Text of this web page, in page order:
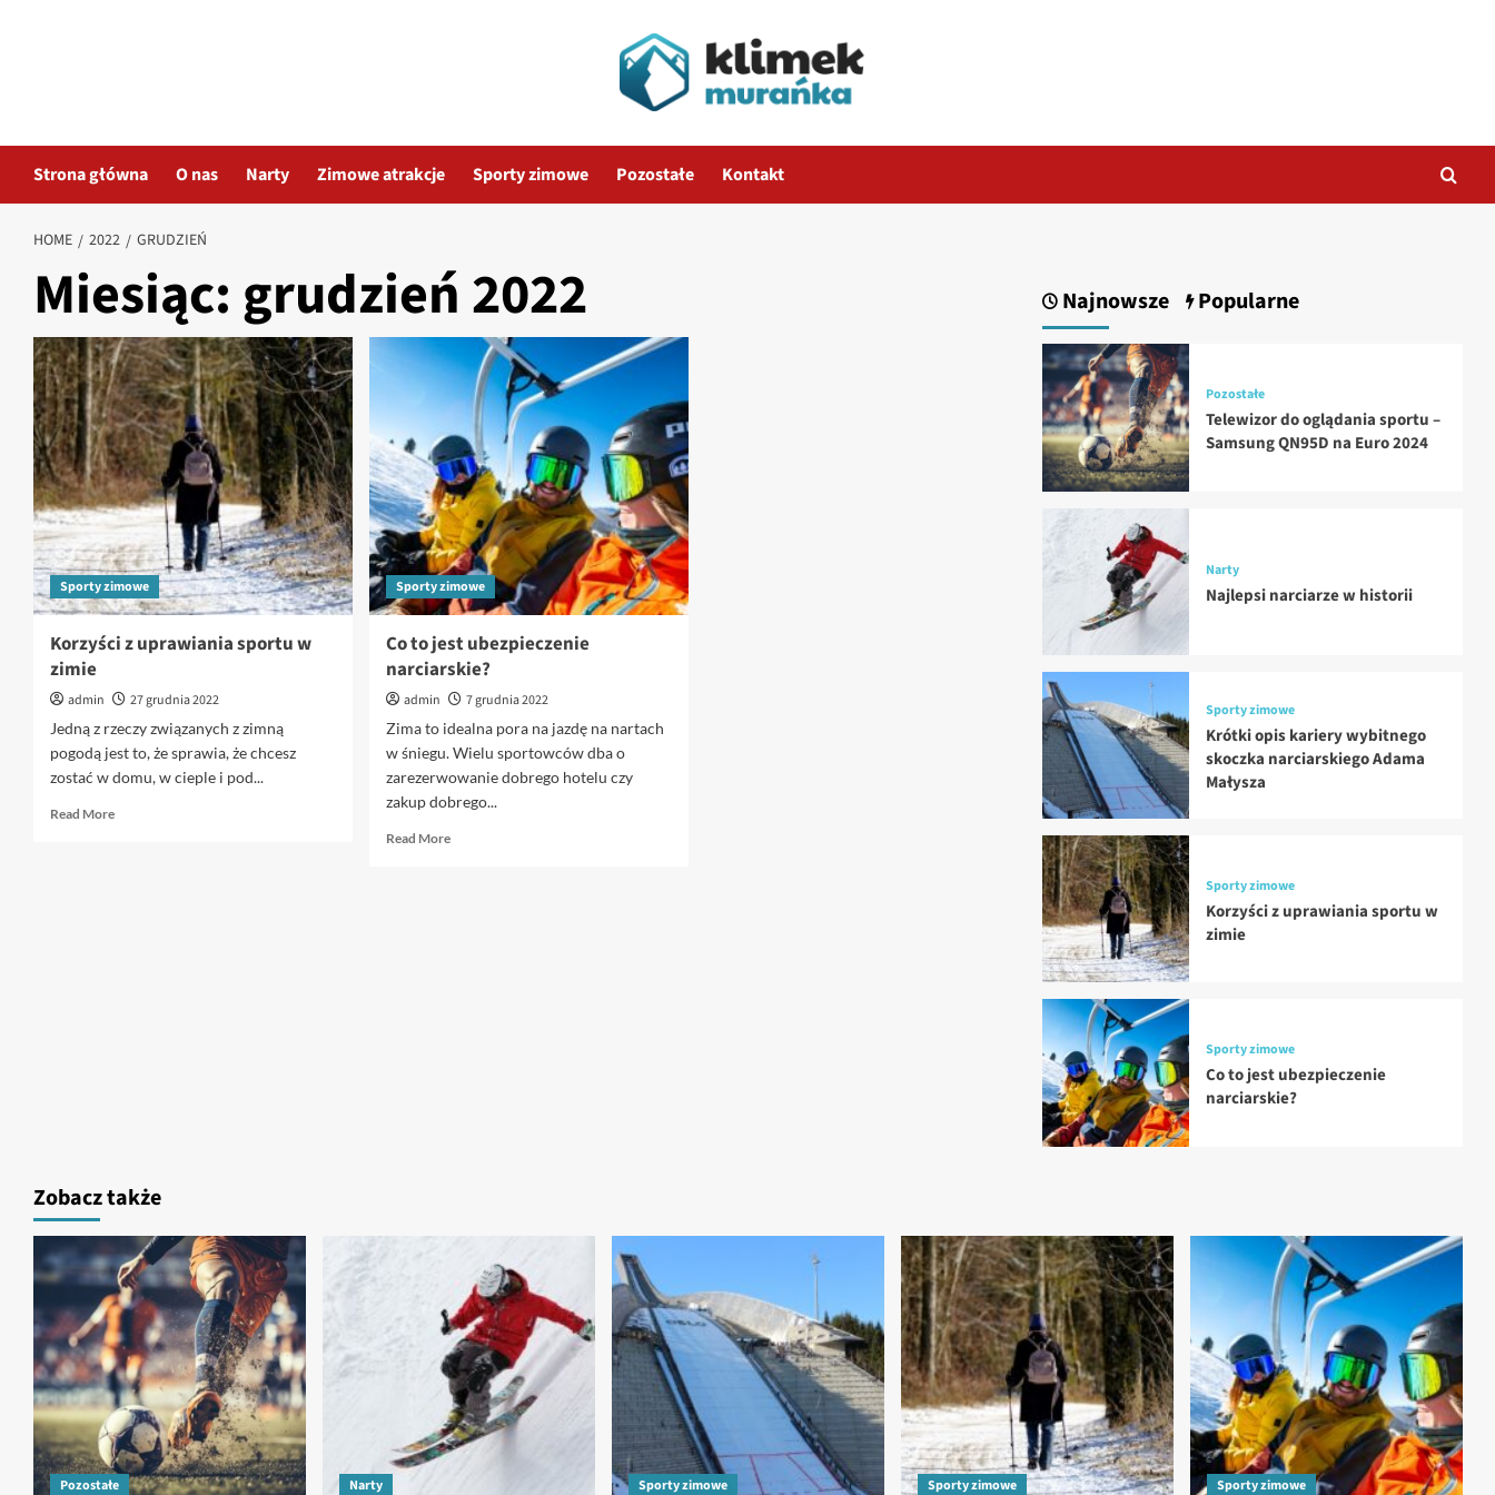
Strona główna O nas Narty Zimowe atrakcje Sporty zimowe Pozostałe Kontakt
HOME 2022 GRUDZIEŃ
Miesiąc:grudzień 2022
Sporty zimowe
Korzyści z uprawiania sportu w
zimie
admin
27 grudnia 2022
Jedną z rzeczy związanych z zimną
pogodą jest to, że sprawia, że chcesz
zostać w domu, w cieple i pod...
Read MoreRead
Sporty zimowe
Co to jest ubezpieczenie
narciarskie?
admin
7 grudnia 2022
Zima to idealna pora na jazdę na nartach
w śniegu. Wielu sportowców dba o
zarezerwowanie dobrego hotelu czy
zakup dobrego...
Read MoreRead
Najnowsze Popularne
Pozostałe
Telewizor do oglądania sportu –
Samsung QN95D na Euro 2024
Narty
Najlepsi narciarze w historii
Sporty zimowe
Krótki opis kariery wybitnego
skoczka narciarskiego Adama
Małysza
Sporty zimowe
Korzyści z uprawiania sportu w
zimie
Sporty zimowe
Co to jest ubezpieczenie
narciarskie?
Zobacz także
Pozostałe Narty Sporty zimowe Sporty zimowe Sporty zimowe